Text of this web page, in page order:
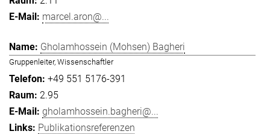
marcel.aron@...
Gholamhossein (Mohsen) Bagheri
Gruppenleiter, Wissenschaftler
+49 551 5176-391
2.95
gholamhossein.bagheri@...
Publikationsreferenzen